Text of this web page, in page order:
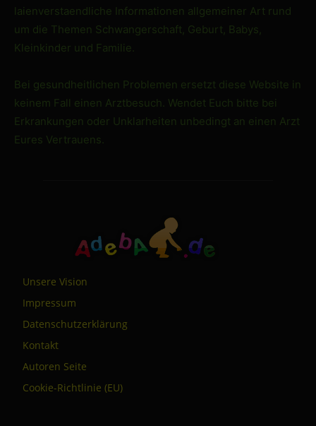
laienverstaendliche Informationen allgemeiner Art rund
um die Themen Schwangerschaft, Geburt, Babys,
Kleinkinder und Familie.
Bei gesundheitlichen Problemen ersetzt diese Website in
keinem Fall einen Arztbesuch. Wendet Euch bitte bei
Erkrankungen oder Unklarheiten unbedingt an einen Arzt
Eures Vertrauens.
Unsere Vision
Impressum
Datenschutzerklärung
Kontakt
Autoren Seite
Cookie-Richtlinie (EU)